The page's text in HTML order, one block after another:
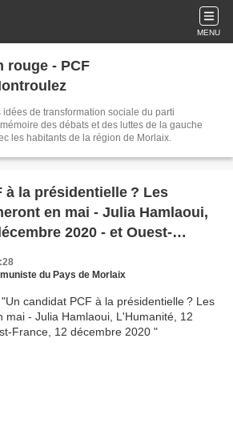
MENU
rouge - PCF
de transformation sociale du parti
avec les habitants de la région de Morlaix.
à la présidentielle ? Les
en mai - Julia Hamlaoui,
2020 - et Ouest-
2020
du Pays de Morlaix